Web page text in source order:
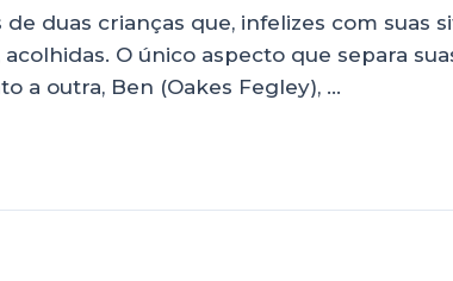
duas crianças que, infelizes com suas
O único aspecto que separa
a outra, Ben (Oakes Fegley), …